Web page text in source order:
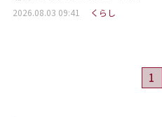
2026.08.03 09:41 くらし
1